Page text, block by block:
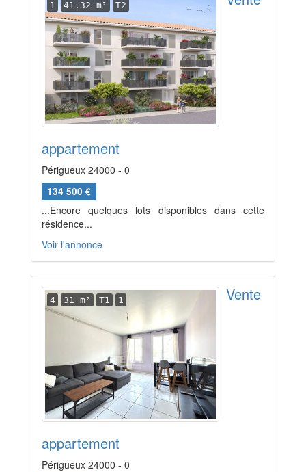
1 41.32 m² T2
appartement
Périgueux 24000 - 0
134 500 €
...Encore quelques lots disponibles dans cette
résidence...
Voir l'annonce
4 31 m² T1 1 Vente
appartement
Périgueux 24000 - 0